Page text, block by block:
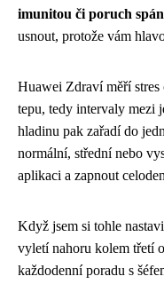
imunitou či poruch
usnout, protože vám
Huawei Zdraví měří
tepu, tedy intervaly mezi
hladinu pak zařadí do
normální, střední nebo
aplikaci a zapnout
Když jsem si tohle
vyletí nahoru kolem třetí
každodenní poradu s